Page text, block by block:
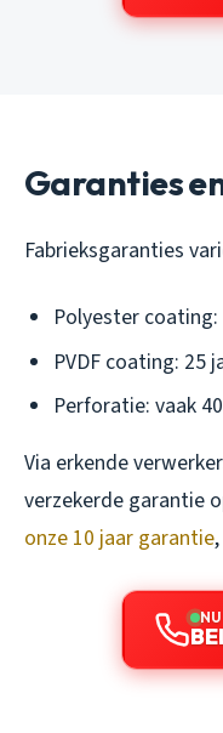
Garanties
Fabrieksgaranties
Polyester
PVDF coating: 25
Perforatie: vaak
Via erkende
verzekerde garantie
onze 10 jaar garantie